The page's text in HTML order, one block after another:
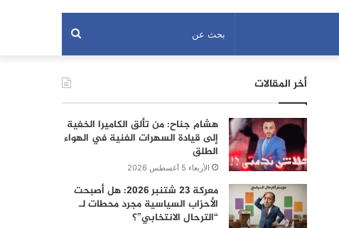
بحث
عن أخر المقالات
هشام جناح: من تألق الكاميرا الخفية
إلى قيادة السهرات الفنية في الهواء
الطلق
الأربعاء 5 أغسطس 2026
معركة 23 شتنبر 2026: هل أصبحت
الأحزاب السياسية مجرد محطات لـ
“الترحال الانتخابي”؟